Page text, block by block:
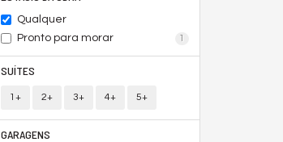
Qualquer
Pronto para morar
1
SUÍTES
1+ 2+ 3+ 4+ 5+
GARAGENS